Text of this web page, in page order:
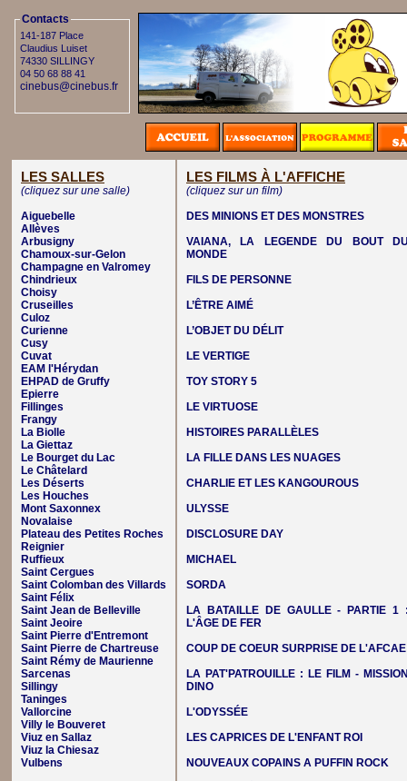
Contacts
141-187 Place
Claudius Luiset
74330 SILLINGY
04 50 68 88 41
cinebus@cinebus.fr
LES SALLES
(cliquez sur une salle)
Aiguebelle
Allèves
Arbusigny
Chamoux-sur-Gelon
Champagne en Valromey
Chindrieux
Choisy
Cruseilles
Culoz
Curienne
Cusy
Cuvat
EAM l'Hérydan
EHPAD de Gruffy
Epierre
Fillinges
Frangy
La Biolle
La Giettaz
Le Bourget du Lac
Le Châtelard
Les Déserts
Les Houches
Mont Saxonnex
Novalaise
Plateau des Petites Roches
Reignier
Ruffieux
Saint Cergues
Saint Colomban des Villards
Saint Félix
Saint Jean de Belleville
Saint Jeoire
Saint Pierre d'Entremont
Saint Pierre de Chartreuse
Saint Rémy de Maurienne
Sarcenas
Sillingy
Taninges
Vallorcine
Villy le Bouveret
Viuz en Sallaz
Viuz la Chiesaz
Vulbens
LES FILMS À L'AFFICHE
(cliquez sur un film)
DES MINIONS ET DES MONSTRES
VAIANA, LA LEGENDE DU BOUT
MONDE
FILS DE PERSONNE
L’ÊTRE AIMÉ
L’OBJET DU DÉLIT
LE VERTIGE
TOY STORY 5
LE VIRTUOSE
HISTOIRES PARALLÈLES
LA FILLE DANS LES NUAGES
CHARLIE ET LES KANGOUROUS
ULYSSE
DISCLOSURE DAY
MICHAEL
SORDA
LA BATAILLE DE GAULLE - PARTIE 1
L'ÂGE DE FER
COUP DE COEUR SURPRISE DE L'AFCAE
LA PAT'PATROUILLE : LE FILM -
DINO
L'ODYSSÉE
LES CAPRICES DE L'ENFANT ROI
NOUVEAUX COPAINS A PUFFIN ROCK